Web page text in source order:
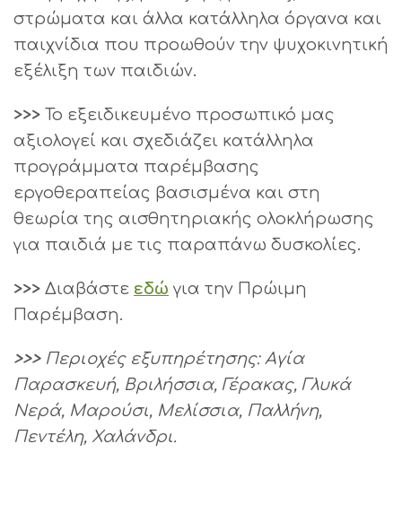
στρώματα και άλλα κατάλληλα όργανα και
παιχνίδια που προωθούν την ψυχοκινητική
εξέλιξη των παιδιών.
>>> Το εξειδικευμένο προσωπικό μας
αξιολογεί και σχεδιάζει κατάλληλα
προγράμματα παρέμβασης
εργοθεραπείας βασισμένα και στη
θεωρία της αισθητηριακής ολοκλήρωσης
για παιδιά με τις παραπάνω δυσκολίες.
>>> Διαβάστε εδώ για την Πρώιμη
Παρέμβαση.
>>> Περιοχές εξυπηρέτησης: Αγία
Παρασκευή, Βριλήσσια, Γέρακας, Γλυκά
Νερά, Μαρούσι, Μελίσσια, Παλλήνη,
Πεντέλη, Χαλάνδρι.